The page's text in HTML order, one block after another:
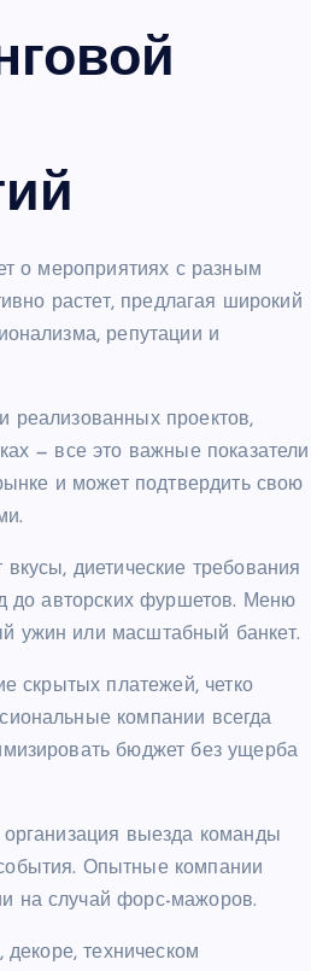
о мероприятиях с разным
растет, предлагая широкий
репутации и
реализованных проектов,
— все это важные показатели
и может подтвердить свою
диетические требования
до авторских фуршетов. Меню
ужин или масштабный банкет.
скрытых платежей, четко
компании всегда
бюджет без ущерба
выезда команды
Опытные компании
на случай форс-мажоров.
техническом